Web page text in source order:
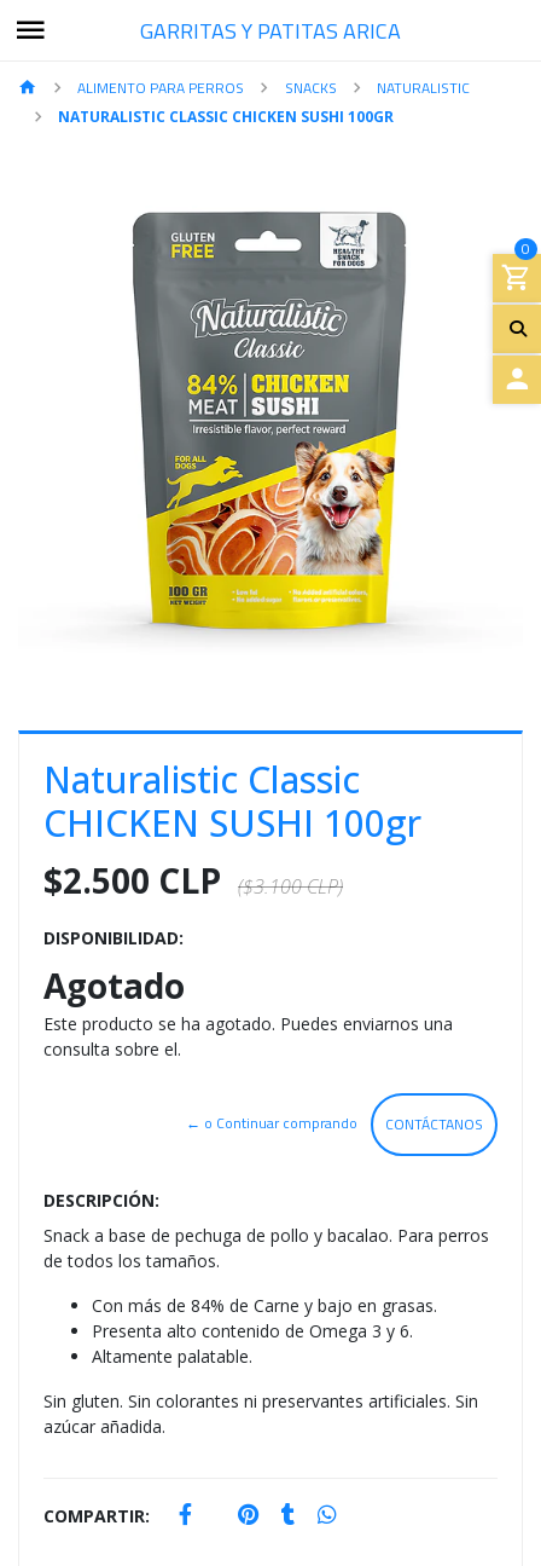
GARRITAS Y PATITAS ARICA
0
ALIMENTO PARA PERROS SNACKS NATURALISTIC
NATURALISTIC CLASSIC CHICKEN SUSHI 100GR
Naturalistic Classic
CHICKEN SUSHI 100gr
$2.500 CLP ($3.100 CLP)
DISPONIBILIDAD:
Agotado
Este producto se ha agotado. Puedes enviarnos una
consulta sobre el.
CONTÁCTANOS
← o Continuar comprando
DESCRIPCIÓN:
Snack a base de pechuga de pollo y bacalao. Para perros
de todos los tamaños.
Con más de 84% de Carne y bajo en grasas.
Presenta alto contenido de Omega 3 y 6.
Altamente palatable.
Sin gluten. Sin colorantes ni preservantes artificiales. Sin
azúcar añadida.
COMPARTIR: